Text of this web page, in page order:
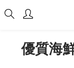
優質海